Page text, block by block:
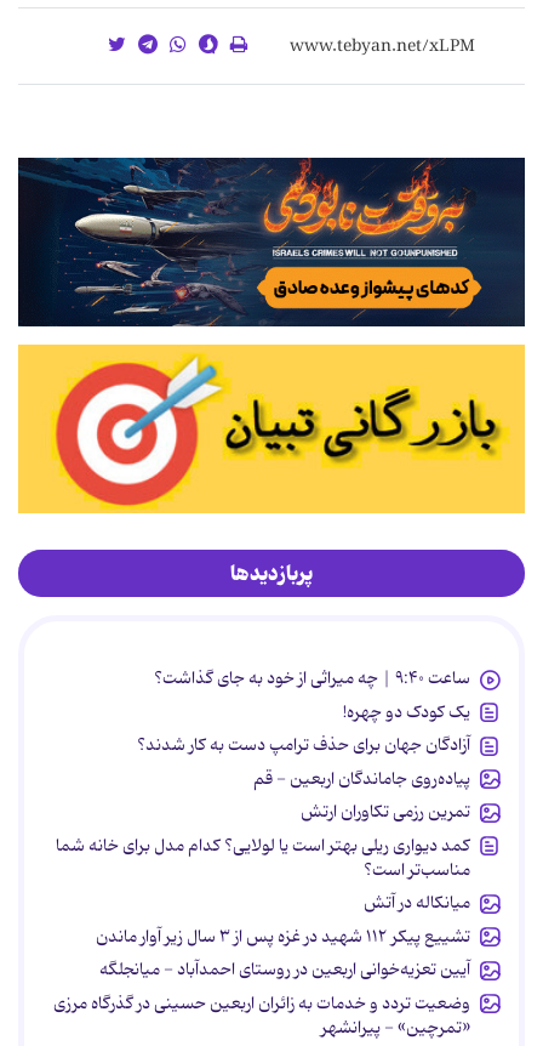
پربازدیدها
ساعت ۹:۴۰ | چه میراثی از خود به جای گذاشت؟
یک کودک دو چهره!
آزادگان جهان برای حذف ترامپ دست به کار شدند؟
پیاده‌روی جاماندگان اربعین - قم
تمرین رزمی تکاوران ارتش
کمد دیواری ریلی بهتر است یا لولایی؟ کدام مدل برای خانه شما
مناسب‌تر است؟
میانکاله در آتش
تشییع پیکر ۱۱۲ شهید در غزه پس از ۳ سال زیر آوار ماندن
آیین تعزیه‌خوانی اربعین در روستای احمدآباد - میانجلگه
وضعیت تردد و خدمات به زائران اربعین حسینی در گذرگاه مرزی
«تمرچین» - پیرانشهر